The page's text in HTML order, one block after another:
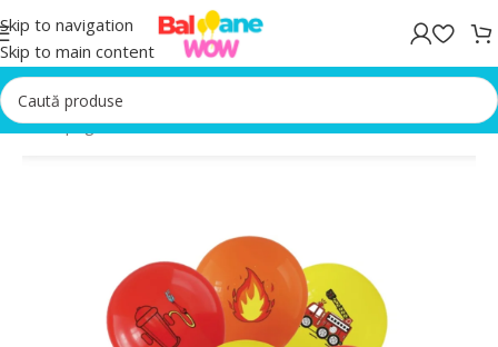
Skip to navigation
Skip to main content
Prima pagină/Baloane Aniversare